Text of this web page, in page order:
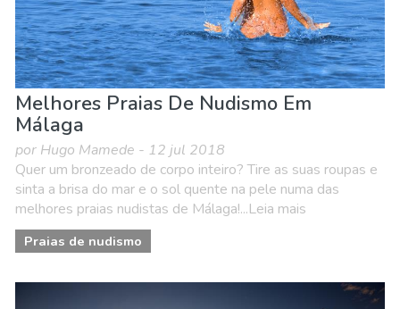
Melhores Praias De Nudismo Em
Málaga
por Hugo Mamede - 12 jul 2018
Quer um bronzeado de corpo inteiro? Tire as suas roupas e
sinta a brisa do mar e o sol quente na pele numa das
melhores praias nudistas de Málaga!...Leia mais
Praias de nudismo